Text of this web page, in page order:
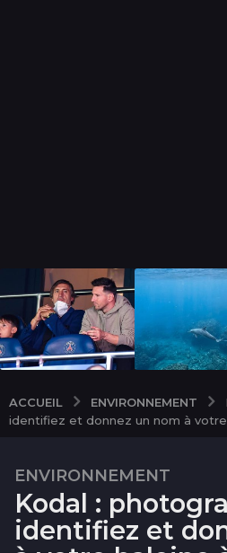
ACCUEIL ENVIRONNEMENT
identifiez et donnez un nom à
1
a
n
1
ENVIRONNEMENT
Kodal :
identifiez et